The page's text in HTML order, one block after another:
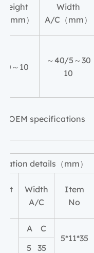
Width
A/C（mm）
Height
mm）
30～40/5～
10
10～20
OEM specifications
details（mm）
Item
No
Width
A/C
35*11*5
A C
35 5